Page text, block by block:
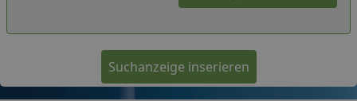
Suchanzeige inserieren